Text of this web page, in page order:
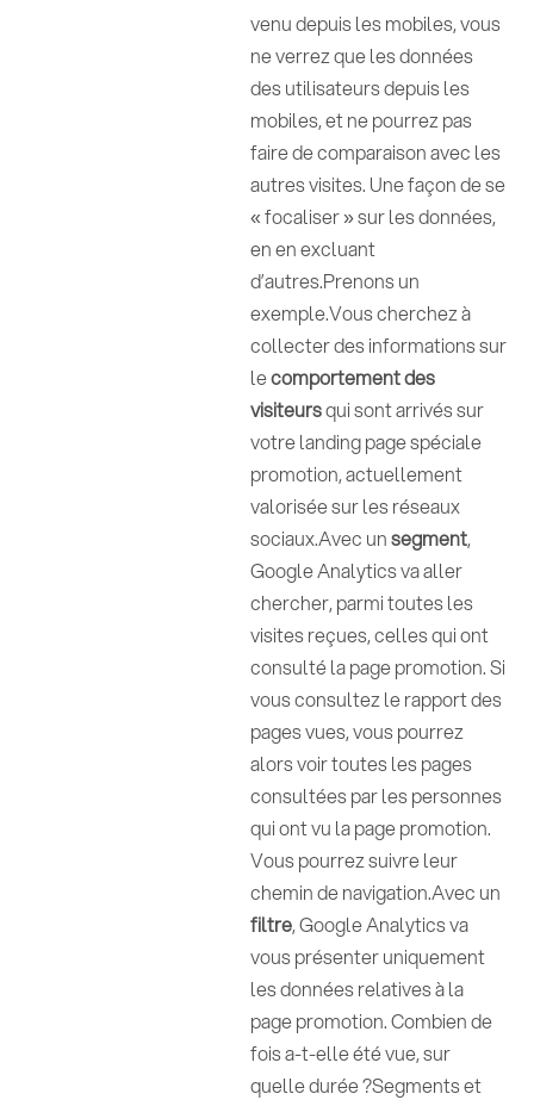
venu depuis les mobiles, vous
ne verrez que les données
des utilisateurs depuis les
mobiles, et ne pourrez pas
faire de comparaison avec les
autres visites. Une façon de se
« focaliser » sur les données,
en en excluant
d’autres.Prenons un
exemple.Vous cherchez à
collecter des informations sur
lecomportement des
visiteursqui sont arrivés sur
votre landing page spéciale
promotion, actuellement
valorisée sur les réseaux
sociaux.Avec unsegment,
Google Analytics va aller
chercher, parmi toutes les
visites reçues, celles qui ont
consulté la page promotion. Si
vous consultez le rapport des
pages vues, vous pourrez
alors voir toutes les pages
consultées par les personnes
qui ont vu la page promotion.
Vous pourrez suivre leur
chemin de navigation.Avec un
filtre, Google Analytics va
vous présenter uniquement
les données relatives à la
page promotion. Combien de
fois a-t-elle été vue, sur
quelle durée ?Segments et